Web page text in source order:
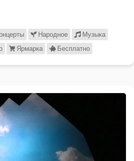
Народное
Музыка
Ярмарка Бесплатно